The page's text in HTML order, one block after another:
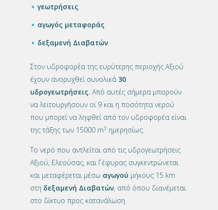
γεωτρήσεις
αγωγός μεταφοράς
δεξαμενή Διαβατών
Στον υδροφορέα της ευρύτερης περιοχής Αξιού
έχουν ανορυχθεί συνολικά 30
υδρογεωτρήσεις . Από αυτές σήμερα μπορούν
να λειτουργήσουν οι 9 και η ποσότητα νερού
που μπορεί να ληφθεί από τον υδροφορέα είναι
της τάξης των 15000 m3 ημερησίως.
Το νερό που αντλείται από τις υδρογεωτρήσεις
Αξιού, Ελεούσας, και Γέφυρας συγκεντρώνεται
και μεταφέρεται μέσω αγωγού μήκους 15 km
στη δεξαμενή Διαβατών, από όπου διανέμεται
στο δίκτυο προς κατανάλωση.